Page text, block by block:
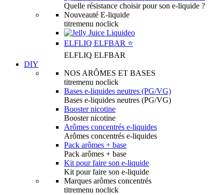
Quelle résistance choisir pour son e-liquide ?
Nouveauté E-liquide
titremenu noclick
ELFLIQ ELFBAR ⭐️
ELFLIQ ELFBAR
DIY
NOS ARÔMES ET BASES
titremenu noclick
Bases e-liquides neutres (PG/VG)
Bases e-liquides neutres (PG/VG)
Booster nicotine
Booster nicotine
Arômes concentrés e-liquides
Arômes concentrés e-liquides
Pack arômes + base
Pack arômes + base
Kit pour faire son e-liquide
Kit pour faire son e-liquide
Marques arômes concentrés
titremenu noclick